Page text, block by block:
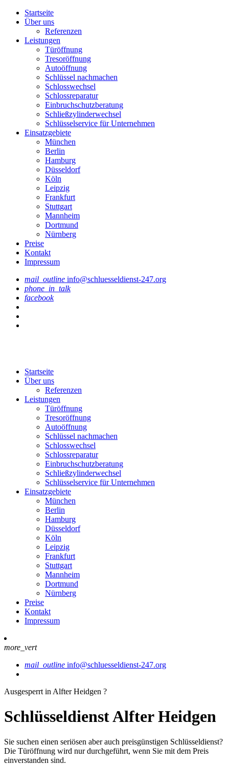
Startseite
Über uns
Referenzen
Leistungen
Türöffnung
Tresoröffnung
Аutoöffnung
Schlüssel nachmachen
Schlosswechsel
Schlossreparatur
Einbruchschutzberatung
Schließzylinderwechsel
Schlüsselservice für Unternehmen
Einsatzgebiete
München
Berlin
Hamburg
Düsseldorf
Köln
Leipzig
Frankfurt
Stuttgart
Mannheim
Dortmund
Nürnberg
Preise
Kontakt
Impressum
mail_outline info@schluesseldienst-247.org
phone_in_talk
facebook
Startseite
Über uns
Referenzen
Leistungen
Türöffnung
Tresoröffnung
Аutoöffnung
Schlüssel nachmachen
Schlosswechsel
Schlossreparatur
Einbruchschutzberatung
Schließzylinderwechsel
Schlüsselservice für Unternehmen
Einsatzgebiete
München
Berlin
Hamburg
Düsseldorf
Köln
Leipzig
Frankfurt
Stuttgart
Mannheim
Dortmund
Nürnberg
Preise
Kontakt
Impressum
more_vert
mail_outline info@schluesseldienst-247.org
Ausgesperrt in Alfter Heidgen ?
Schlüsseldienst Alfter Heidgen
Sie suchen einen seriösen aber auch preisgünstigen Schlüsseldienst?
Die Türöffnung wird nur durchgeführt, wenn Sie mit dem Preis
einverstanden sind.